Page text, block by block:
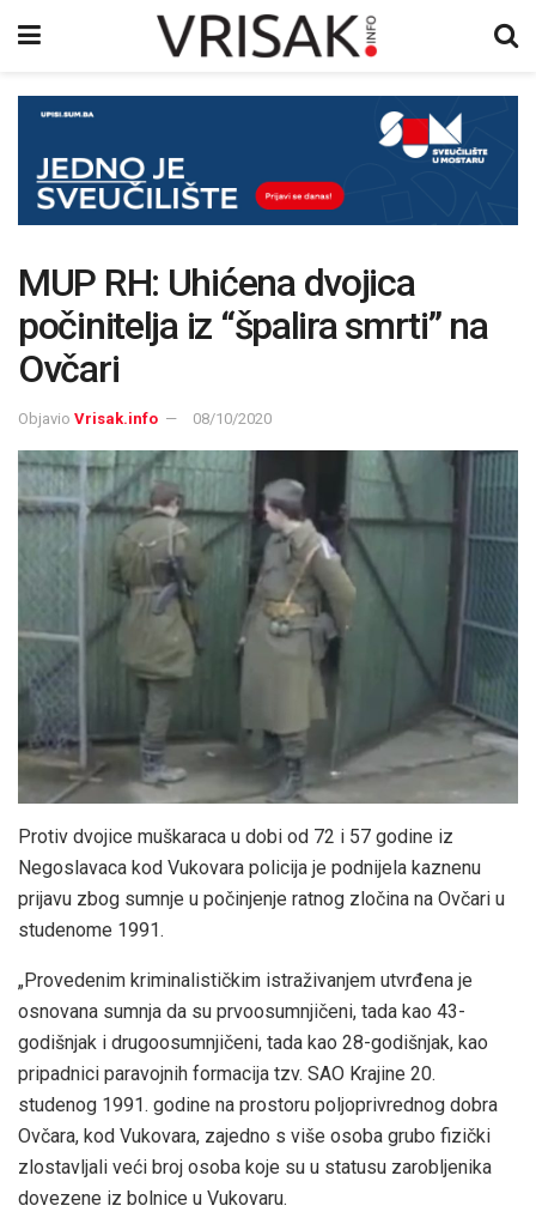
MUP RH: Uhićena dvojica
počinitelja iz “špalira smrti” na
Ovčari
Objavio Vrisak.info 08/10/2020
Protiv dvojice muškaraca u dobi od 72 i 57 godine iz
Negoslavaca kod Vukovara policija je podnijela kaznenu
prijavu zbog sumnje u počinjenje ratnog zločina na Ovčari u
studenome 1991.
„Provedenim kriminalističkim istraživanjem utvrđena je
osnovana sumnja da su prvoosumnjičeni, tada kao 43-
godišnjak i drugoosumnjičeni, tada kao 28-godišnjak, kao
pripadnici paravojnih formacija tzv. SAO Krajine 20.
studenog 1991. godine na prostoru poljoprivrednog dobra
Ovčara, kod Vukovara, zajedno s više osoba grubo fizički
zlostavljali veći broj osoba koje su u statusu zarobljenika
dovezene iz bolnice u Vukovaru.